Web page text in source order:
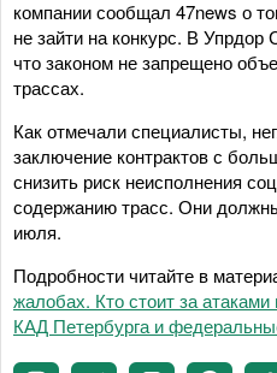
компании сообщал 47news о
не зайти на конкурс. В
что законом не запрещено
трассах.
Как отмечали специалисты,
заключение контрактов с
снизить риск неисполнения
содержанию трасс. Они
июля.
Подробности читайте в
жалобах. Кто стоит за
КАД Петербурга и